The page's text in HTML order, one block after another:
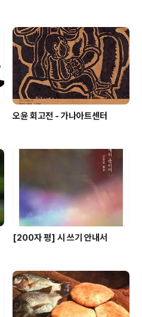
오윤 회고전 - 가나아트센터
[200자 평] 시 쓰기 안내서